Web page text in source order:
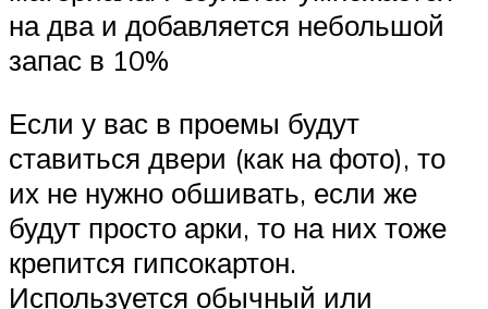
на два и добавляется небольшой
запас в 10%
Если у вас в проемы будут
ставиться двери (как на фото), то
их не нужно обшивать, если же
будут просто арки, то на них тоже
крепится гипсокартон.
Используется обычный или